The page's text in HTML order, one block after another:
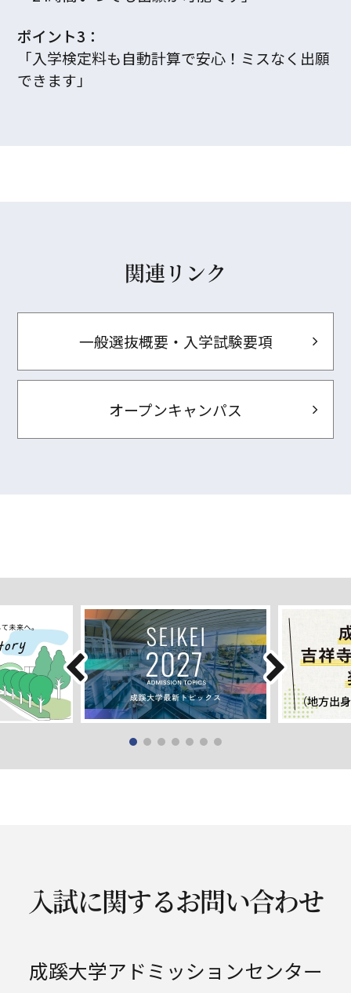
ポイント3：
「入学検定料も自動計算で安心！ミスなく出願
できます」
関連リンク
一般選抜概要・入学試験要項
オープンキャンパス
入試に関するお問い合わせ
成蹊大学アドミッションセンター